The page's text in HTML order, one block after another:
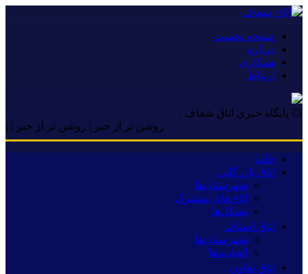
صفحه نخست
درباره
همکاری
ارتباط
۞ پایگاه خبری اتاق شفاف :
روشن تر از خبر | روشن تر از خبر |
خانه
اتاق بازرگانی
شهرستان‌ها
اتاق‌های مشترک
تشکل‌ها
اتاق اصناف
شهرستان‌ها
اتحادیه‌ها
اتاق تعاون